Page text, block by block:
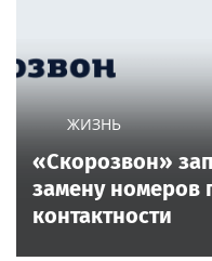
ЖИЗНЬ
«Скорозвон»
замену номеров
контактности